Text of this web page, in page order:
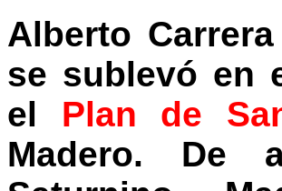
Alberto
se sublevó en
el Plan de
Madero. De